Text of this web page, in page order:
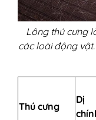
Lông thú cưng
các loài động
Thú cưng
Dị